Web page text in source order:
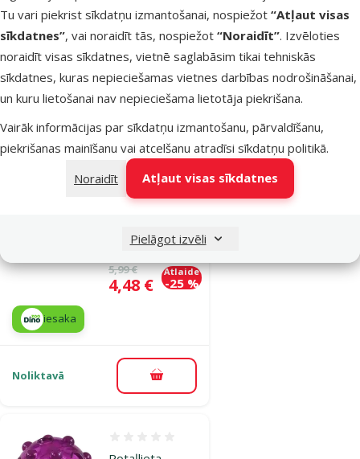
Tu vari piekrist sīkdatņu izmantošanai, nospiežot “Atļaut visas
sīkdatnes”, vai noraidīt tās, nospiežot “Noraidīt”. Izvēloties
noraidīt visas sīkdatnes, vietnē saglabāsim tikai tehniskās
sīkdatnes, kuras nepieciešamas vietnes darbības nodrošināšanai,
un kuru lietošanai nav nepieciešama lietotāja piekrišana.
Vairāk informācijas par sīkdatņu izmantošanu, pārvaldīšanu,
piekrišanas mainīšanu vai atcelšanu atradīsi sīkdatņu politikā.
Noraidīt
Atļaut visas sīkdatnes
Pielāgot izvēli
Noliktavā Pievienot grozam
suņiem – Dog
Fantasy Rubber
ball with
cm, orange
Atsauksmes 0%
Oriģinālā cena
5,99 €
Cena
4,48 €
Atlaide
-25 %
iesaka
Noliktavā Pievienot grozam